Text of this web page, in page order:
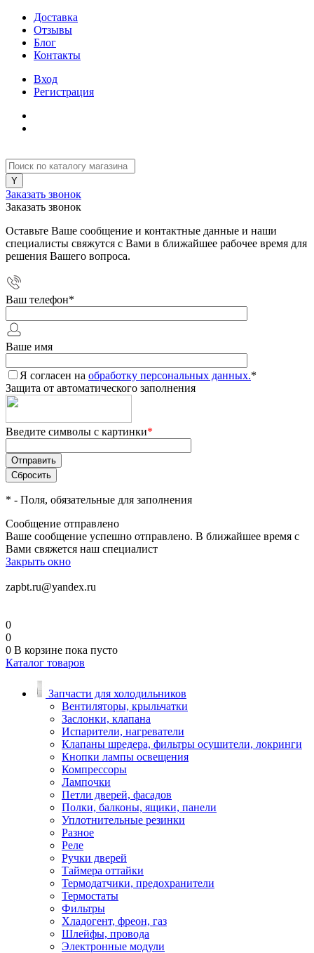
Доставка
Отзывы
Блог
Контакты
Вход
Регистрация
Заказать звонок
Заказать звонок
Оставьте Ваше сообщение и контактные данные и наши
специалисты свяжутся с Вами в ближайшее рабочее время для
решения Вашего вопроса.
Ваш телефон*
Ваше имя
Я согласен на обработку персональных данных.*
Защита от автоматического заполнения
Введите символы с картинки*
* - Поля, обязательные для заполнения
Сообщение отправлено
Ваше сообщение успешно отправлено. В ближайшее время с
Вами свяжется наш специалист
Закрыть окно
zapbt.ru@yandex.ru
0
0
0 В корзине пока пусто
Каталог товаров
Запчасти для холодильников
Вентиляторы, крыльчатки
Заслонки, клапана
Испарители, нагреватели
Клапаны шредера, фильтры осушители, локринги
Кнопки лампы освещения
Компрессоры
Лампочки
Петли дверей, фасадов
Полки, балконы, ящики, панели
Уплотнительные резинки
Разное
Реле
Ручки дверей
Таймера оттайки
Термодатчики, предохранители
Термостаты
Фильтры
Хладогент, фреон, газ
Шлейфы, провода
Электронные модули